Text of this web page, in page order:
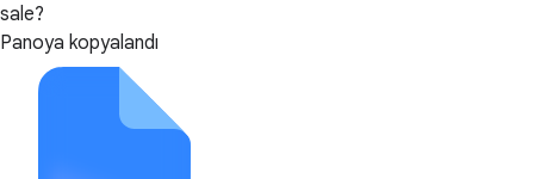
sale?
Panoya kopyalandı